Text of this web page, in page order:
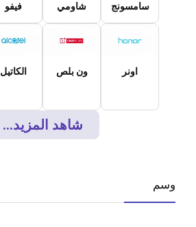
سامسونج شاومي فيفو
اونر ون بلص الكاتيل
شاهد المزيد...
وسم